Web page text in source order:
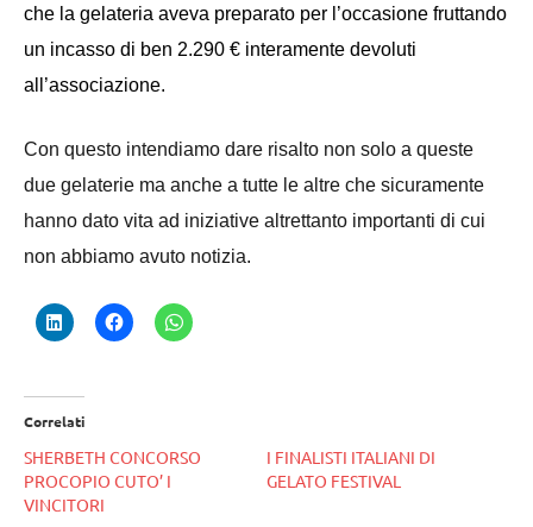
che la gelateria aveva preparato per l’occasione fruttando
un incasso di ben 2.290 € interamente devoluti
all’associazione.
Con questo intendiamo dare risalto non solo a queste
due gelaterie ma anche a tutte le altre che sicuramente
hanno dato vita ad iniziative altrettanto importanti di cui
non abbiamo avuto notizia.
Correlati
SHERBETH CONCORSO
PROCOPIO CUTO’ I
VINCITORI
I FINALISTI ITALIANI DI
GELATO FESTIVAL